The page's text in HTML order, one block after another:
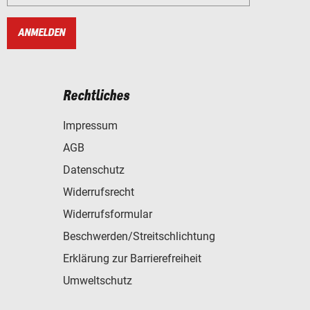
ANMELDEN
Rechtliches
Impressum
AGB
Datenschutz
Widerrufsrecht
Widerrufsformular
Beschwerden/Streitschlichtung
Erklärung zur Barrierefreiheit
Umweltschutz